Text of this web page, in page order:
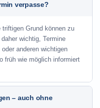
verpasse?
triftigen Grund können zu
wichtig, Termine
anderen wichtigen
früh wie möglich informiert
– auch ohne